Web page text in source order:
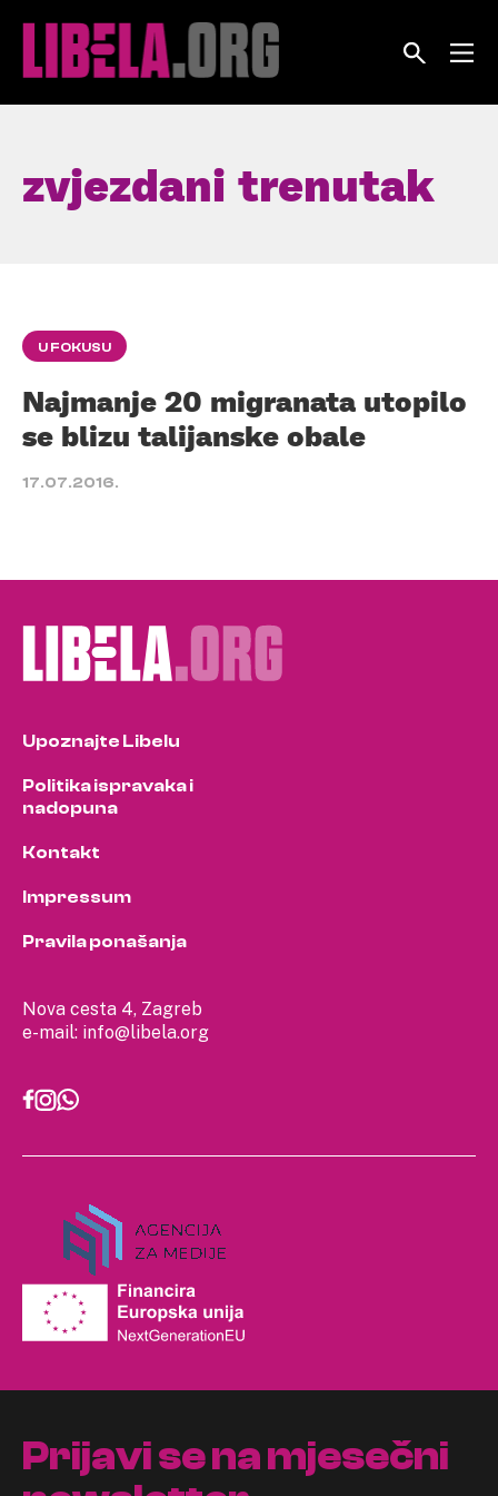
zvjezdani trenutak
U FOKUSU
Najmanje 20 migranata utopilo
se blizu talijanske obale
17.07.2016.
Nova cesta 4, Zagreb
e-mail: info@libela.org
Upoznajte Libelu
Politika ispravaka i
nadopuna
Kontakt
Impressum
Pravila ponašanja
Prijavi se na mjesečni